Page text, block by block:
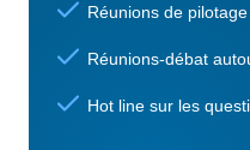
Réunions de
Réunions-débat
Hot line sur les